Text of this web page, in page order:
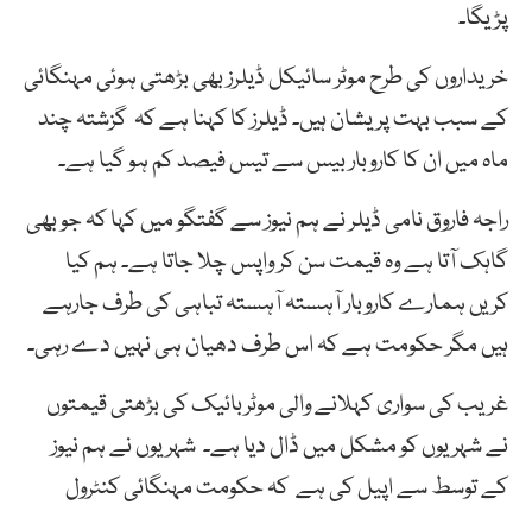
پڑیگا۔
خریداروں کی طرح موٹر سائیکل ڈیلرز بھی بڑھتی ہوئی مہنگائی
کے سبب بہت پریشان ہیں۔ ڈیلرز کا کہنا ہے کہ گزشتہ چند
ماہ میں ان کا کاروبار بیس سے تیس فیصد کم ہو گیا ہے۔
راجہ فاروق نامی ڈیلر نے ہم نیوز سے گفتگو میں کہا کہ جو بھی
گاہک آتا ہے وہ قیمت سن کر واپس چلا جاتا ہے۔ ہم کیا
کریں ہمارے کاروبار آہستہ آہستہ تباہی کی طرف جارہے
ہیں مگر حکومت ہے کہ اس طرف دھیان ہی نہیں دے رہی۔
غریب کی سواری کہلانے والی موٹربائیک کی بڑھتی قیمتوں
نے شہریوں کو مشکل میں ڈال دیا ہے۔ شہریوں نے ہم نیوز
کے توسط سے اپیل کی ہے کہ حکومت مہنگائی کنٹرول